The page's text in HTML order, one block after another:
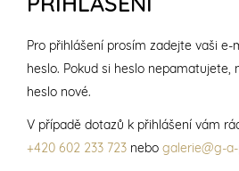
Pro přihlášení prosím zadejte vaši e-
heslo. Pokud si heslo nepamatujete,
heslo nové.
V případě dotazů k přihlášení vám
+420 602 233 723 nebo galerie@g-